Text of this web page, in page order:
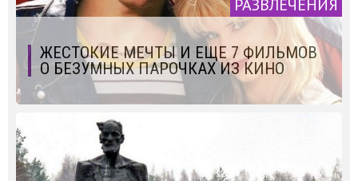
РАЗВЛЕЧЕНИЯ
ЖЕСТОКИЕ МЕЧТЫ И ЕЩЕ 7 ФИЛЬМОВ
О БЕЗУМНЫХ ПАРОЧКАХ ИЗ КИНО